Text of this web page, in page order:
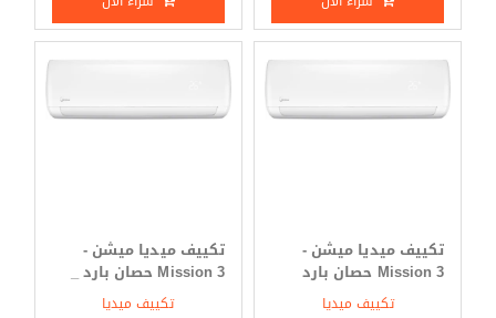
تكييف ميديا ميشن -
Mission 3 حصان بارد
تكييف ميديا
تكييف ميديا ميشن -
Mission 3 حصان بارد _
تكييف ميديا